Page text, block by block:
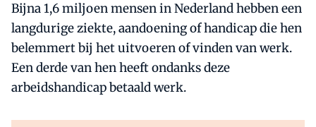
Bijna 1,6 miljoen mensen in Nederland hebben een
langdurige ziekte, aandoening of handicap die hen
belemmert bij het uitvoeren of vinden van werk.
Een derde van hen heeft ondanks deze
arbeidshandicap betaald werk.